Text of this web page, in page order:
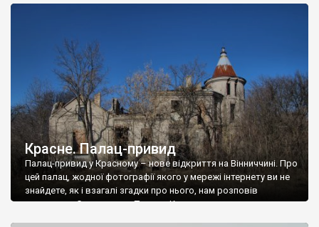
Красне. Палац-привид
Палац-привид у Красному – нове відкриття на Вінниччині. Про
цей палац, жодної фотографії якого у мережі інтернету ви не
знайдете, як і взагалі згадки про нього, нам розповів
мешканець Самгородка. Палац у Красному вразив не лише